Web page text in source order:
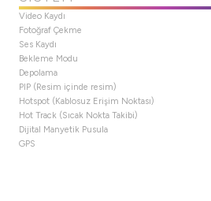
Video Kaydı
Fotoğraf Çekme
Ses Kaydı
Bekleme Modu
Depolama
PIP (Resim içinde resim)
Hotspot (Kablosuz Erişim Noktası)
Hot Track (Sıcak Nokta Takibi)
Dijital Manyetik Pusula
GPS